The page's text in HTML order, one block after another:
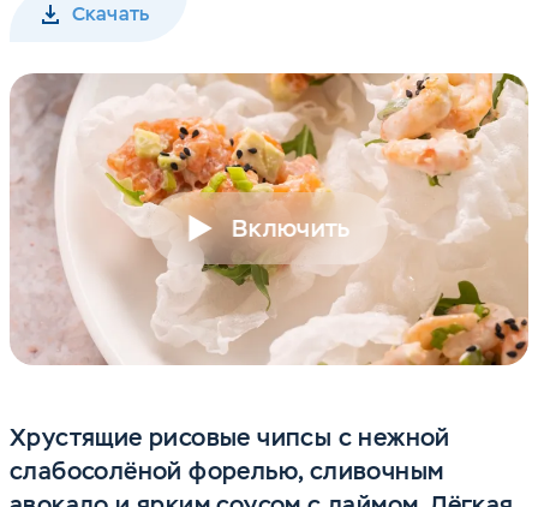
Скачать
Включить
Хрустящие рисовые чипсы с нежной
слабосолёной форелью, сливочным